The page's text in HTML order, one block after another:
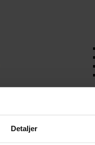
Detaljer